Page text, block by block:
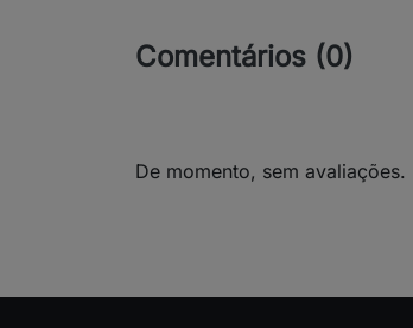
Comentários (0)
De momento, sem avaliações.